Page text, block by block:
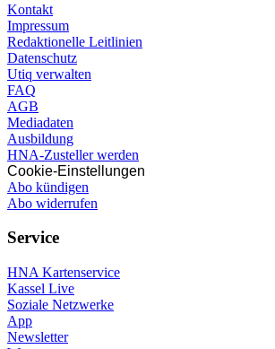
Kontakt
Impressum
Redaktionelle Leitlinien
Datenschutz
Utiq verwalten
FAQ
AGB
Mediadaten
Ausbildung
HNA-Zusteller werden
Cookie-Einstellungen
Abo kündigen
Abo widerrufen
Service
HNA Kartenservice
Kassel Live
Soziale Netzwerke
App
Newsletter